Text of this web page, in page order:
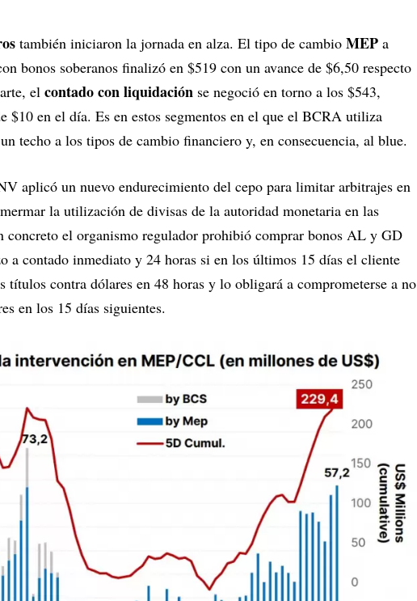
también iniciaron la jornada en alza. El tipo de cambio MEP a
bonos soberanos finalizó en $519 con un avance de $6,50 respecto
el contado con liquidación se negoció en torno a los $543,
$10 en el día. Es en estos segmentos en el que el BCRA utiliza
techo a los tipos de cambio financiero y, en consecuencia, al blue.
aplicó un nuevo endurecimiento del cepo para limitar arbitrajes en
la utilización de divisas de la autoridad monetaria en las
concreto el organismo regulador prohibió comprar bonos AL y GD
a contado inmediato y 24 horas si en los últimos 15 días el cliente
títulos contra dólares en 48 horas y lo obligará a comprometerse a no
en los 15 días siguientes.